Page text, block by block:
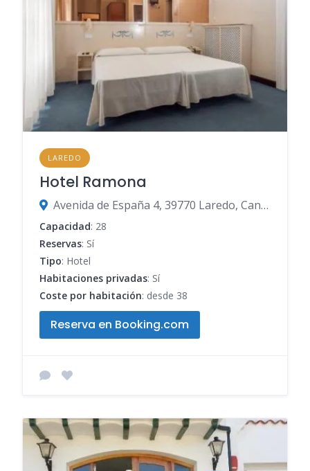
LAREDO
Hotel Ramona
Avenida de España 4, 39770 Laredo, Cantabria, España
Capacidad: 28
Reservas: Sí
Tipo: Hotel
Habitaciones privadas: Sí
Coste por habitación: desde 38
Reserva en Booking.com